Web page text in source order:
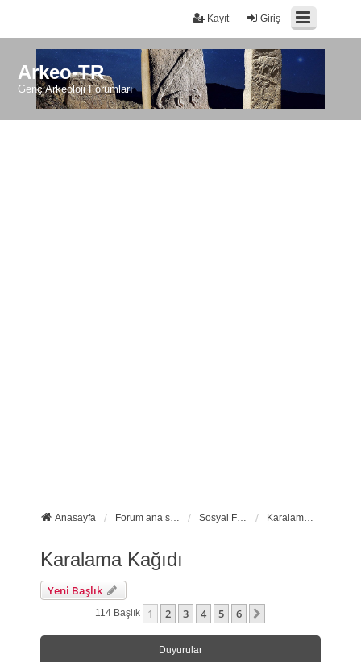
Giriş
Kayıt
Arkeo-TR
Genç Arkeoloji Forumları
Anasayfa Forum ana sayfa Sosyal Forumlarımız Karalama Kağıdı
Karalama Kağıdı
Yeni Başlık
114 Başlık 1 2 3 4 5 6
Duyurular